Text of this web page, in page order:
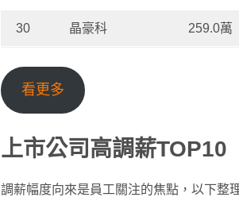
30 晶豪科 259.0萬
看更多
上市公司高調薪TOP10
調薪幅度向來是員工關注的焦點，以下整